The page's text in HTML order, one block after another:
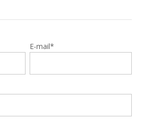
E-mail*